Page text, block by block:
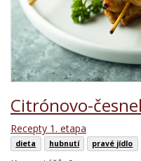
Citrónovo-
Recepty 1. etapa
dieta hubnutí pravé jídlo